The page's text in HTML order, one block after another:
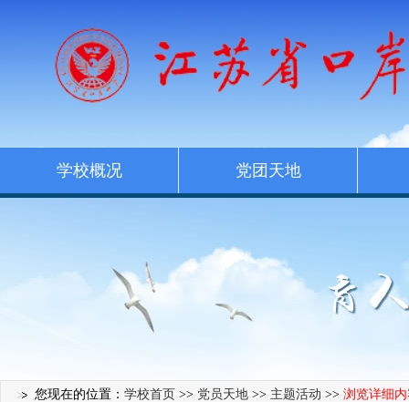
学校概况 党团天地
您现在的位置： 学校首页 >> 党员天地 >> 主题活动 >> 浏览详细